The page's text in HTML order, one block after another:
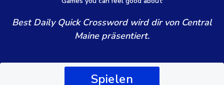
Spielen
Best Daily Quick Crossword wird dir von Central
Maine präsentiert.